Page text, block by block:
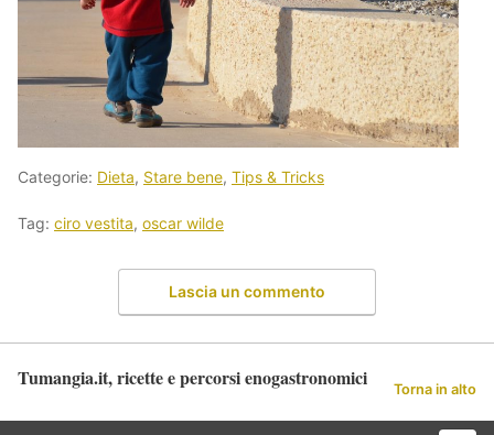
Categorie: Dieta, Stare bene, Tips & Tricks
Tag: ciro vestita, oscar wilde
Lascia un commento
Tumangia.it, ricette e percorsi enogastronomici Torna in alto